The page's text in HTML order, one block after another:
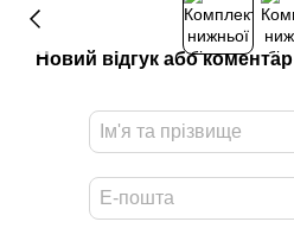
Новий відгук або коментар